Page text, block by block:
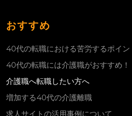
おすすめ
40代の転職における苦労するポイン
40代の転職には介護職がおすすめ！
介護職へ転職したい方へ
増加する40代の介護離職
求人サイトの活用事例について